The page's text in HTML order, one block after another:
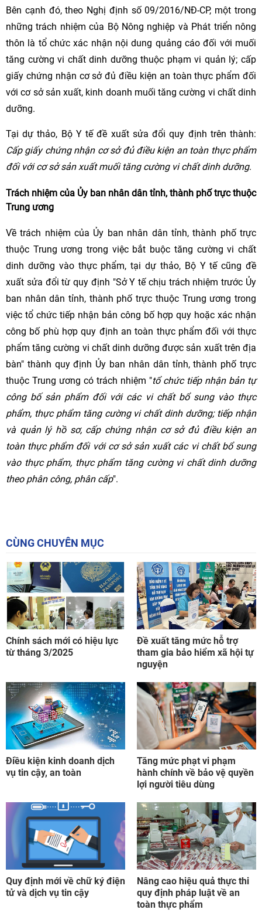
Bên cạnh đó, theo Nghị định số 09/2016/NĐ-CP, một trong
những trách nhiệm của Bộ Nông nghiệp và Phát triển nông
thôn là tổ chức xác nhận nội dung quảng cáo đối với muối
tăng cường vi chất dinh dưỡng thuộc phạm vi quản lý; cấp
giấy chứng nhận cơ sở đủ điều kiện an toàn thực phẩm đối
với cơ sở sản xuất, kinh doanh muối tăng cường vi chất dinh
dưỡng.
Tại dự thảo, Bộ Y tế đề xuất sửa đổi quy định trên thành:
Cấp giấy chứng nhận cơ sở đủ điều kiện an toàn thực phẩm
đối với cơ sở sản xuất muối tăng cường vi chất dinh dưỡng.
Trách nhiệm của Ủy ban nhân dân tỉnh, thành phố trực thuộc
Trung ương
Về trách nhiệm của Ủy ban nhân dân tỉnh, thành phố trực
thuộc Trung ương trong việc bắt buộc tăng cường vi chất
dinh dưỡng vào thực phẩm, tại dự thảo, Bộ Y tế cũng đề
xuất sửa đổi từ quy định "Sở Y tế chịu trách nhiệm trước Ủy
ban nhân dân tỉnh, thành phố trực thuộc Trung ương trong
việc tổ chức tiếp nhận bản công bố hợp quy hoặc xác nhận
công bố phù hợp quy định an toàn thực phẩm đối với thực
phẩm tăng cường vi chất dinh dưỡng được sản xuất trên địa
bàn" thành quy định Ủy ban nhân dân tỉnh, thành phố trực
thuộc Trung ương có trách nhiệm "tổ chức tiếp nhận bản tự
công bố sản phẩm đối với các vi chất bổ sung vào thực
phẩm, thực phẩm tăng cường vi chất dinh dưỡng; tiếp nhận
và quản lý hồ sơ, cấp chứng nhận cơ sở đủ điều kiện an
toàn thực phẩm đối với cơ sở sản xuất các vi chất bổ sung
vào thực phẩm, thực phẩm tăng cường vi chất dinh dưỡng
theo phân công, phân cấp".
CÙNG CHUYÊN MỤC
Chính sách mới có hiệu lực
từ tháng 3/2025
Đề xuất tăng mức hỗ trợ
tham gia bảo hiểm xã hội tự
nguyện
Điều kiện kinh doanh dịch
vụ tin cậy, an toàn
Tăng mức phạt vi phạm
hành chính về bảo vệ quyền
lợi người tiêu dùng
Quy định mới về chữ ký điện
tử và dịch vụ tin cậy
Nâng cao hiệu quả thực thi
quy định pháp luật về an
toàn thực phẩm